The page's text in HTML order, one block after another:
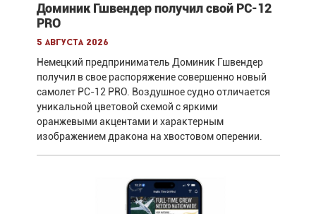
Доминик Гшвендер получил свой PC-12
PRO
5 августа 2026
Немецкий предприниматель Доминик Гшвендер
получил в свое распоряжение совершенно новый
самолет PC-12 PRO. Воздушное судно отличается
уникальной цветовой схемой с яркими
оранжевыми акцентами и характерным
изображением дракона на хвостовом оперении.